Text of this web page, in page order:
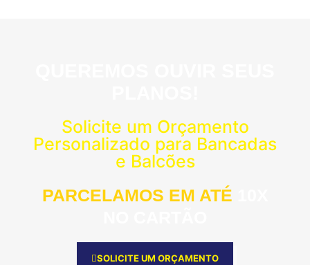
Solicite um Orçamento
Personalizado para Bancadas
e Balcões
PARCELAMOS EM ATÉ
SOLICITE UM ORÇAMENTO